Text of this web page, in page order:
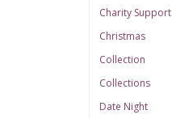
Charity Support
Christmas
Collection
Collections
Date Night